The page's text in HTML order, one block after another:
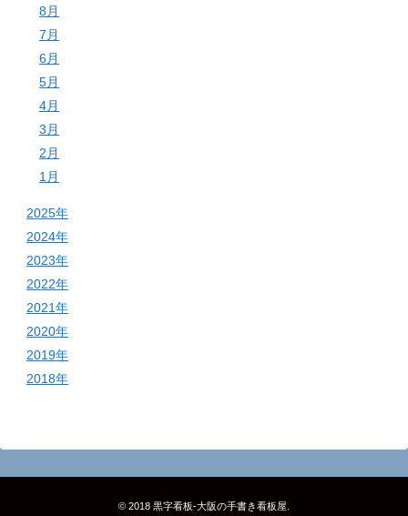
8月
7月
6月
5月
4月
3月
2月
1月
2025年
2024年
2023年
2022年
2021年
2020年
2019年
2018年
© 2018 黒字看板‐大阪の手書き看板屋